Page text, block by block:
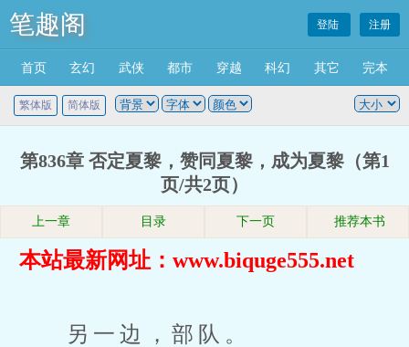
笔趣阁 登陆 注册
首页 玄幻 武侠 都市 穿越 科幻 其它 完本
繁体版 简体版
第836章 否定夏黎，赞同夏黎，成为夏黎（第1
页/共2页）
上一章 目录 下一页 推荐本书
本站最新网址：www.biquge555.net
另一边，部队。